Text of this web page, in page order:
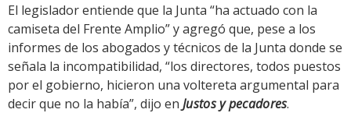
El legislador entiende que la Junta “ha actuado con la
camiseta del Frente Amplio” y agregó que, pese a los
informes de los abogados y técnicos de la Junta donde se
señala la incompatibilidad, “los directores, todos puestos
por el gobierno, hicieron una voltereta argumental para
decir que no la había”, dijo en Justos y pecadores.